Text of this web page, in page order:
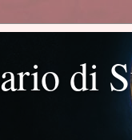
di